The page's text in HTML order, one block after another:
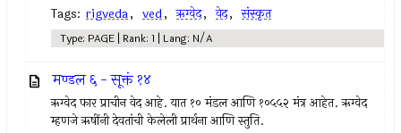
Tags: rigveda, ved, ऋग्वेद, वेद, संस्कृत
Type: PAGE | Rank: 1 | Lang: N/A
मण्डल ६ - सूक्तं १४
ऋग्वेद फार प्राचीन वेद आहे. यात १० मंडल आणि १०५५२ मंत्र आहेत. ऋग्वेद
म्हणजे ऋषींनी देवतांची केलेली प्रार्थना आणि स्तुति.